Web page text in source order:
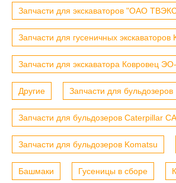
Запчасти для экскаваторов "ОАО
Запчасти для гусеничных экскаваторов
Запчасти для экскаватора Ковровец
Другие Запчасти для бульдозеров
Запчасти для бульдозеров Caterpillar
Запчасти для бульдозеров Komatsu
Башмаки Гусеницы в сборе